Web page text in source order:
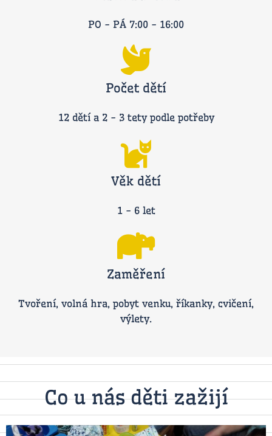
PO - PÁ 7:00 - 16:00
Počet dětí
12 dětí a 2 - 3 tety podle potřeby
Věk dětí
1 - 6 let
Zaměření
Tvoření, volná hra, pobyt venku, říkanky, cvičení,
výlety.
Co u nás děti zažijí